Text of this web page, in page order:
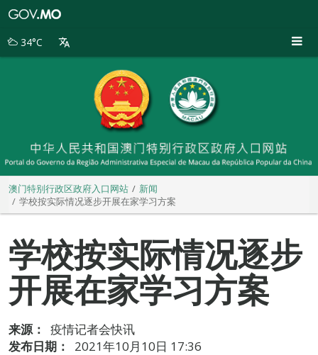
别
34°C
澳门特别行政区政府入口网站
新闻
学校按实际情况逐步开展在家学习方案
学校按实际情况逐步
开展在家学习方案
来源：
疫情记者会快讯
发布日期：
2021年10月10日 17:36